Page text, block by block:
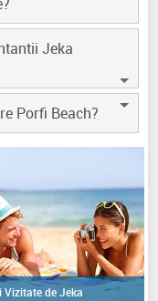
Jeka
Porfi Beach?
Vizitate de Jeka